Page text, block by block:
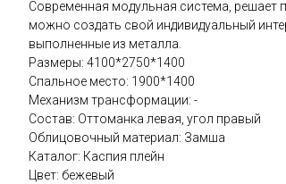
Современная модульная система, решает
можно создать свой индивидуальный
выполненные из металла.
Размеры: 4100*2750*1400
Спальное место: 1900*1400
Механизм трансформации: -
Состав: Оттоманка левая, угол правый
Облицовочный материал: Замша
Каталог: Каспия плейн
Цвет: бежевый